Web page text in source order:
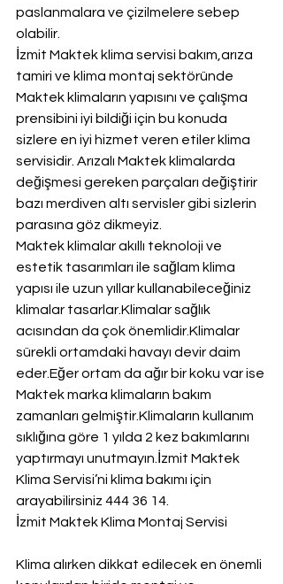
paslanmalara ve çizilmelere sebep
olabilir.
İzmit Maktek klima servisi bakım,arıza
tamiri ve klima montaj sektöründe
Maktek klimaların yapısını ve çalışma
prensibini iyi bildiği için bu konuda
sizlere en iyi hizmet veren etiler klima
servisidir. Arızalı Maktek klimalarda
değişmesi gereken parçaları değiştirir
bazı merdiven altı servisler gibi sizlerin
parasına göz dikmeyiz.
Maktek klimalar akıllı teknoloji ve
estetik tasarımları ile sağlam klima
yapısı ile uzun yıllar kullanabileceğiniz
klimalar tasarlar.Klimalar sağlık
acısından da çok önemlidir.Klimalar
sürekli ortamdaki havayı devir daim
eder.Eğer ortam da ağır bir koku var ise
Maktek marka klimaların bakım
zamanları gelmiştir.Klimaların kullanım
sıklığına göre 1 yılda 2 kez bakımlarını
yaptırmayı unutmayın.İzmit Maktek
Klima Servisi’ni klima bakımı için
arayabilirsiniz 444 36 14.
İzmit Maktek Klima Montaj Servisi
Klima alırken dikkat edilecek en önemli